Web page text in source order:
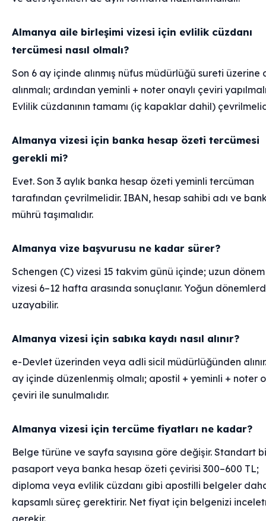
Almanya aile birleşimi vizesi için evlilik cüzdanı
tercümesi nasıl olmalı?
Son 6 ay içinde alınmış nüfus müdürlüğü sureti üzerine
alınmalı; ardından yeminli + noter onaylı çeviri
Evlilik cüzdanının tamamı (iç kapaklar dahil)
Almanya vizesi için banka hesap özeti tercümesi
gerekli mi?
Evet. Son 3 aylık banka hesap özeti yeminli tercüman
tarafından çevrilmelidir. IBAN, hesap sahibi adı ve
mührü taşımalıdır.
Almanya vize başvurusu ne kadar sürer?
Schengen (C) vizesi 15 takvim günü içinde; uzun
vizesi 6–12 hafta arasında sonuçlanır. Yoğun
uzayabilir.
Almanya vizesi için sabıka kaydı nasıl alınır?
e-Devlet üzerinden veya adli sicil müdürlüğünden
ay içinde düzenlenmiş olmalı; apostil + yeminli + noter
çeviri ile sunulmalıdır.
Almanya vizesi için tercüme fiyatları ne kadar?
Belge türüne ve sayfa sayısına göre değişir. Standart
pasaport veya banka hesap özeti çevirisi 300–600 TL;
diploma veya evlilik cüzdanı gibi apostilli belgeler
kapsamlı süreç gerektirir. Net fiyat için belgenizi
gerekir.